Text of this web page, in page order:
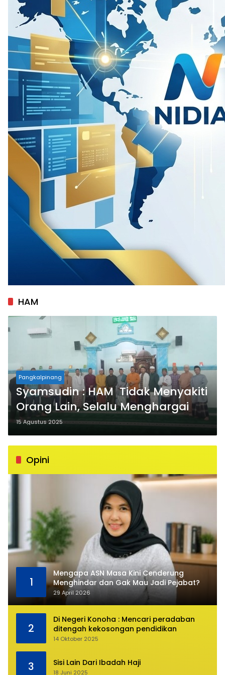
HAM
Pangkalpinang
Syamsudin : HAM Tidak Menyakiti
Orang Lain, Selalu Menghargai
15 Agustus 2025
Opini
1
Mengapa ASN Masa Kini Cenderung
Menghindar dan Gak Mau Jadi Pejabat?
29 April 2026
2
Di Negeri Konoha : Mencari peradaban
ditengah kekosongan pendidikan
14 Oktober 2025
3 Sisi Lain Dari Ibadah Haji
18 Juni 2025